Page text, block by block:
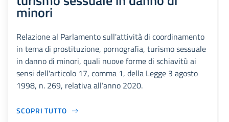
minori
Relazione al Parlamento sull'attività di coordinamento
in tema di prostituzione, pornografia, turismo sessuale
in danno di minori, quali nuove forme di schiavitù ai
sensi dell'articolo 17, comma 1, della Legge 3 agosto
1998, n. 269, relativa all’anno 2020.
SCOPRI TUTTO